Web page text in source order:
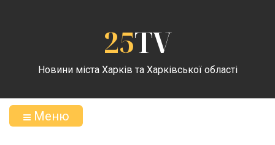
25TV
Новини міста Харків та Харківської області
Меню